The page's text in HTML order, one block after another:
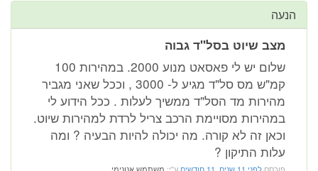
הנעה
מצב שיוט בסל"ד גבוה
שלום יש לי פאסאט מנוע 2000. במהירות 100
קמ"ש מס סל"ד מגיע ל- 3000 , וככל שאני מגביר
מהירות מד הסל"ד ממשיך לעלות . ככל הידוע לי
במהירות מסויימת הרכב צריל לרדת למהירות שיוט.
וכאן זה לא קורה. מה יכולה להיות הבעיה ? ומה
עלות התיקון ?